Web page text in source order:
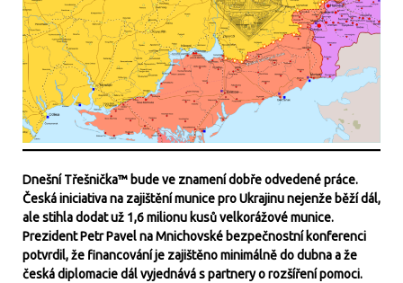
Dnešní Třešnička™ bude ve znamení dobře odvedené práce.
Česká iniciativa na zajištění munice pro Ukrajinu nejenže běží dál,
ale stihla dodat už 1,6 milionu kusů velkorážové munice.
Prezident Petr Pavel na Mnichovské bezpečnostní konferenci
potvrdil, že financování je zajištěno minimálně do dubna a že
česká diplomacie dál vyjednává s partnery o rozšíření pomoci.